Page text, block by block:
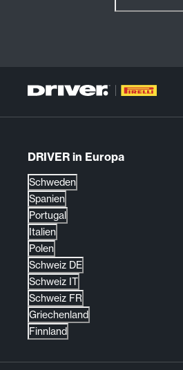
DRIVER in Europa
Schweden
Spanien
Portugal
Italien
Polen
Schweiz DE
Schweiz IT
Schweiz FR
Griechenland
Finnland